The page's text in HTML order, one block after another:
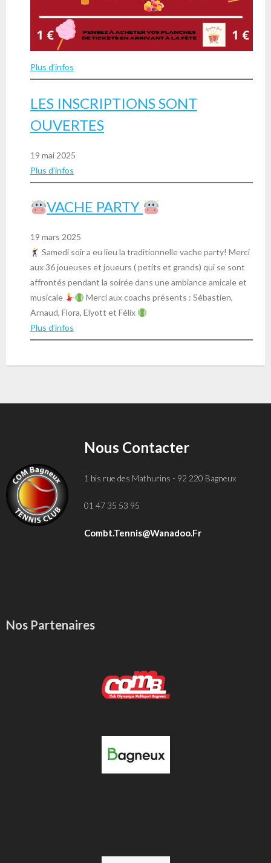
Plus d’infos
LES INSCRIPTIONS SONT
OUVERTES
19 mai 2025
Plus d’infos
VACHE PARTY
19 mars 2025
Samedi soir a eu lieu la traditionnelle vache party! Merci
aux 36 joueuses et joueurs ( petits et grands) qui se sont
affrontés pendant la soirée dans une ambiance amicale et
musicale
Merci aux coachs présents : Sébastien,
Arnaud, Flora, Elyott et Félix
Plus d’infos
Nous Contacter
1 bis rue des Mathurins - 92 220 Bagneux
01 47 35 53 95
Combt.tennis@wanadoo.fr
Nos Partenaires